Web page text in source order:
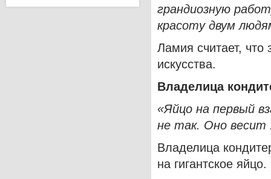
грандиозную
красоту двум
Ламия считает, что
искусства.
Владелица
«Яйцо на первый
не так. Оно весит
Владелица
на гигантское яйцо.